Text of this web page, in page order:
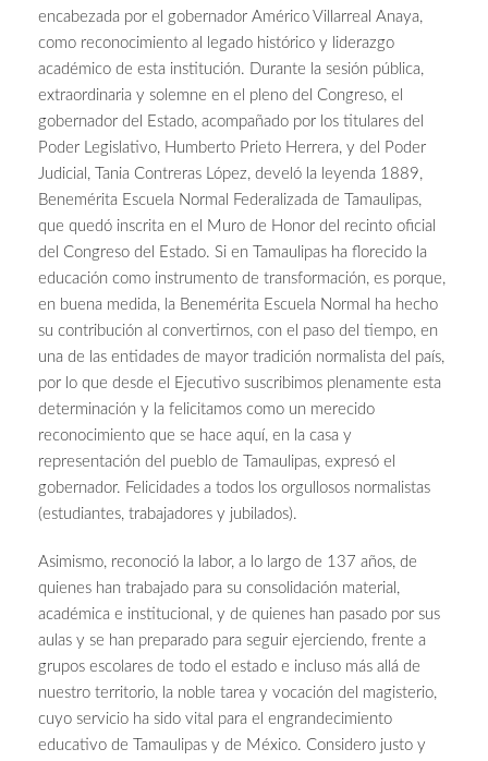
encabezada por el gobernador Américo Villarreal Anaya,
como reconocimiento al legado histórico y liderazgo
académico de esta institución. Durante la sesión pública,
extraordinaria y solemne en el pleno del Congreso, el
gobernador del Estado, acompañado por los titulares del
Poder Legislativo, Humberto Prieto Herrera, y del Poder
Judicial, Tania Contreras López, develó la leyenda 1889,
Benemérita Escuela Normal Federalizada de Tamaulipas,
que quedó inscrita en el Muro de Honor del recinto oficial
del Congreso del Estado. Si en Tamaulipas ha florecido la
educación como instrumento de transformación, es porque,
en buena medida, la Benemérita Escuela Normal ha hecho
su contribución al convertirnos, con el paso del tiempo, en
una de las entidades de mayor tradición normalista del país,
por lo que desde el Ejecutivo suscribimos plenamente esta
determinación y la felicitamos como un merecido
reconocimiento que se hace aquí, en la casa y
representación del pueblo de Tamaulipas, expresó el
gobernador. Felicidades a todos los orgullosos normalistas
(estudiantes, trabajadores y jubilados).
Asimismo, reconoció la labor, a lo largo de 137 años, de
quienes han trabajado para su consolidación material,
académica e institucional, y de quienes han pasado por sus
aulas y se han preparado para seguir ejerciendo, frente a
grupos escolares de todo el estado e incluso más allá de
nuestro territorio, la noble tarea y vocación del magisterio,
cuyo servicio ha sido vital para el engrandecimiento
educativo de Tamaulipas y de México. Considero justo y